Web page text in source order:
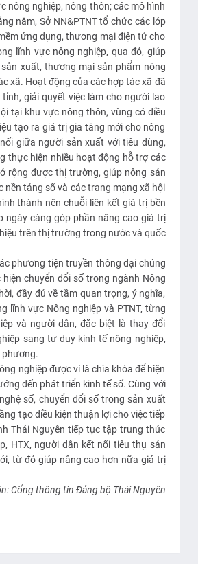
nông nghiệp, nông thôn; các mô hình
năm, Sở NN&PTNT tổ chức các lớp
ứng dụng, thương mại điện tử cho
lĩnh vực nông nghiệp, qua đó, giúp
xuất, thương mại sản phẩm nông
xã. Hoạt động của các hợp tác xã đã
giải quyết việc làm cho người lao
tại khu vực nông thôn, vùng có điều
tạo ra giá trị gia tăng mới cho nông
giữa người sản xuất với tiêu dùng,
thực hiện nhiều hoạt động hỗ trợ các
rộng được thị trường, giúp nông sản
nền tảng số và các trang mạng xã hội
thành nên chuỗi liên kết giá trị bền
ngày càng góp phần nâng cao giá trị
trên thị trường trong nước và quốc
phương tiện truyền thông đại chúng
chuyển đổi số trong ngành Nông
đầy đủ về tầm quan trọng, ý nghĩa,
lĩnh vực Nông nghiệp và PTNT, từng
và người dân, đặc biệt là thay đổi
sang tư duy kinh tế nông nghiệp,
phương.
nghiệp được ví là chìa khóa để hiện
đến phát triển kinh tế số. Cùng với
số, chuyển đổi số trong sản xuất
tạo điều kiện thuận lợi cho việc tiếp
Thái Nguyên tiếp tục tập trung thúc
HTX, người dân kết nối tiêu thụ sản
từ đó giúp nâng cao hơn nữa giá trị
Cổng thông tin Đảng bộ Thái Nguyên